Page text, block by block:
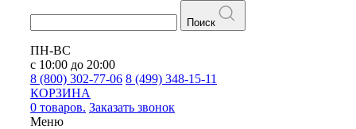
Поиск
ПН-ВС
с 10:00 до 20:00
8 (800) 302-77-06 8 (499) 348-15-11
КОРЗИНА
0 товаров. Заказать звонок
Меню